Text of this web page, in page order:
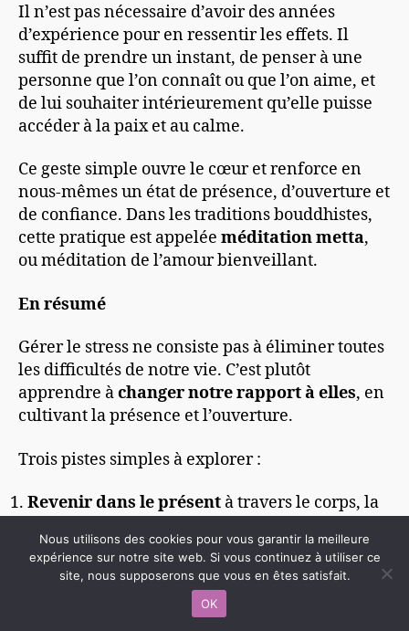
Il n’est pas nécessaire d’avoir des années
d’expérience pour en ressentir les effets. Il
suffit de prendre un instant, de penser à une
personne que l’on connaît ou que l’on aime, et
de lui souhaiter intérieurement qu’elle puisse
accéder à la paix et au calme.
Ce geste simple ouvre le cœur et renforce en
nous-mêmes un état de présence, d’ouverture et
de confiance. Dans les traditions bouddhistes,
cette pratique est appelée méditation metta,
ou méditation de l’amour bienveillant.
En résumé
Gérer le stress ne consiste pas à éliminer toutes
les difficultés de notre vie. C’est plutôt
apprendre àchanger notre rapport à elles, en
cultivant la présence et l’ouverture.
Trois pistes simples à explorer :
Revenir dans le présent à travers le corps, la
Pratiquer la méditation pour apaiser l’esprit
et relâcher les tensions.
Développer la bienveillance et la
Nous utilisons des cookies pour vous garantir la meilleure
expérience sur notre site web. Si vous continuez à utiliser ce
site, nous supposerons que vous en êtes satisfait.
OK